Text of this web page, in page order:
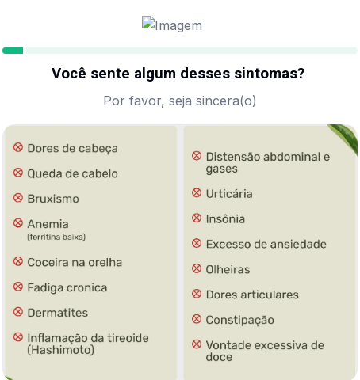
Você sente algum desses sintomas?
Por favor, seja sincera(o)